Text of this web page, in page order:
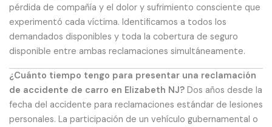
pérdida de compañía y el dolor y sufrimiento consciente que
experimentó cada víctima. Identificamos a todos los
demandados disponibles y toda la cobertura de seguro
disponible entre ambas reclamaciones simultáneamente.
¿Cuánto tiempo tengo para presentar una reclamación
de accidente de carro en Elizabeth NJ? Dos años desde la
fecha del accidente para reclamaciones estándar de lesiones
personales. La participación de un vehículo gubernamental o